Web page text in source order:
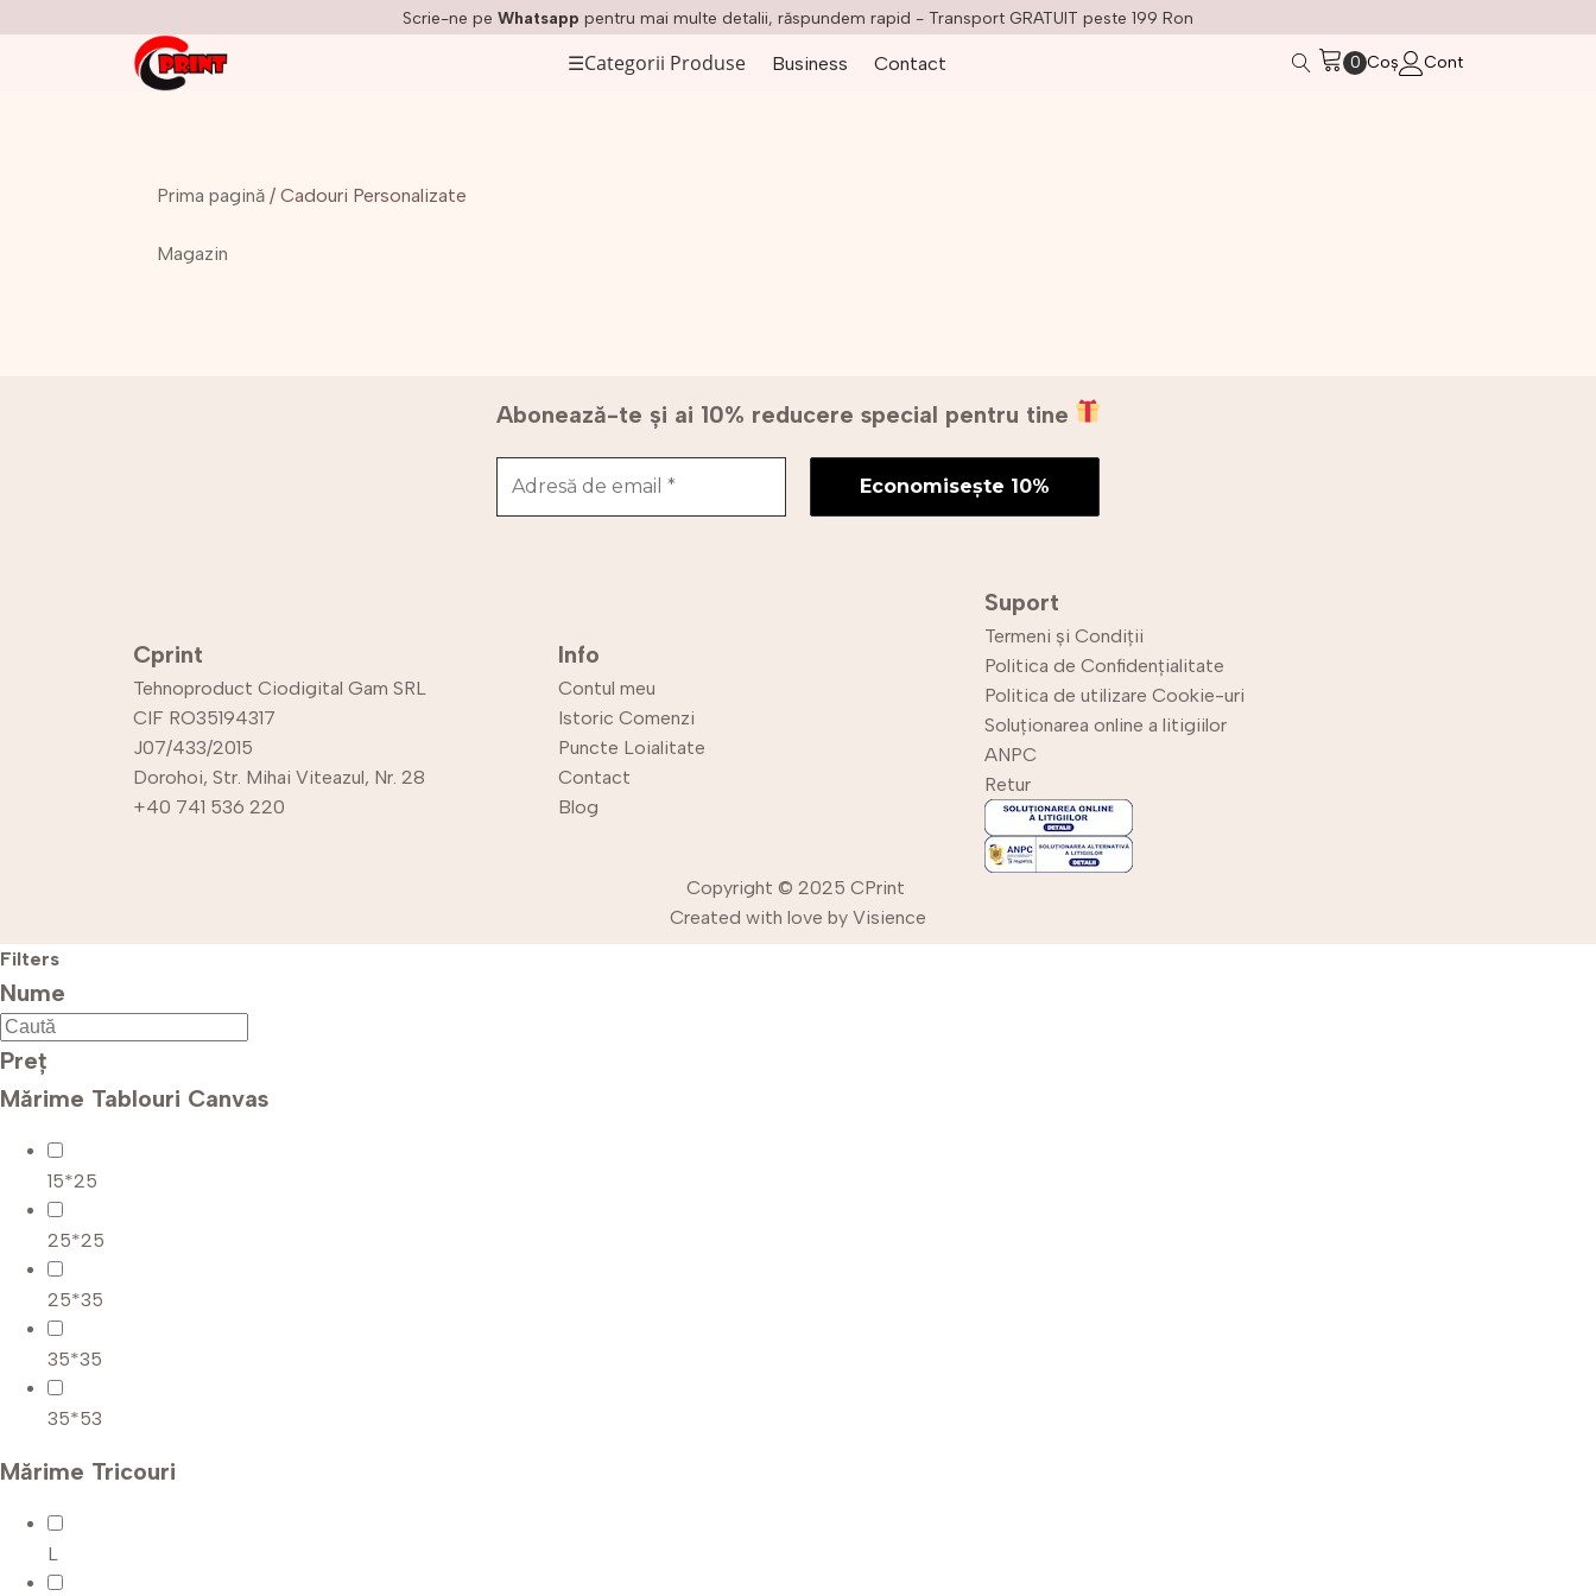
Scrie-ne pe Whatsapp pentru mai multe detalii, răspundem rapid - Transport GRATUIT peste 199 Ron
☰Categorii Produse Business Contact Coș Cont
Prima pagină / Cadouri Personalizate
Magazin
Abonează-te și ai 10% reducere special pentru tine
Cprint
Tehnoproduct Ciodigital Gam SRL
CIF RO35194317
J07/433/2015
Dorohoi, Str. Mihai Viteazul, Nr. 28
+40 741 536 220
Info
Contul meu
Istoric Comenzi
Puncte Loialitate
Contact
Blog
Suport
Termeni și Condiții
Politica de Confidențialitate
Politica de utilizare Cookie-uri
Soluționarea online a litigiilor
ANPC
Retur
Copyright © 2025 CPrint
Created with love by Visience
Filters
Nume
Preț
Mărime Tablouri Canvas
15*25
25*25
25*35
35*35
35*53
Mărime Tricouri
L